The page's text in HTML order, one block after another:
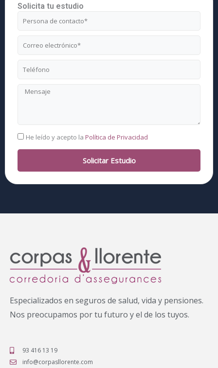
Solicita tu estudio
Nombre
Correo
electrónico
Teléfono
Mensaje
RGPD
He leído y acepto la Política de Privacidad
Solicitar Estudio
Especializados en seguros de salud, vida y pensiones.
Nos preocupamos por tu futuro y el de los tuyos.
93 416 13 19
info@corpasllorente.com